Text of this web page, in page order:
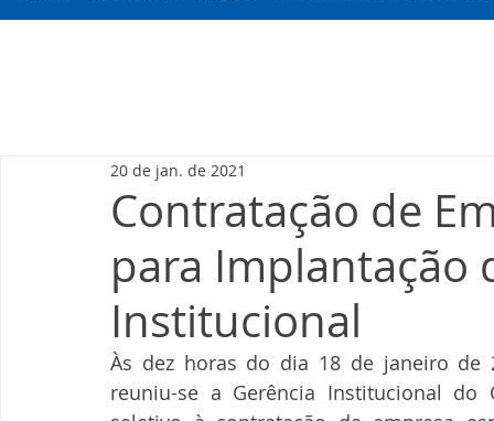
Contratação de
para Implantação
Institucional
20 de jan. de 2021
Às dez horas do dia 18 de janeiro de
reuniu-se a Gerência Institucional do